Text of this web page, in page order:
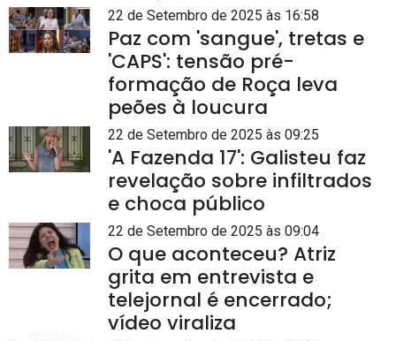
22 de Setembro de 2025 às 16:58
Paz com 'sangue', tretas e
'CAPS': tensão pré-
formação de Roça leva
peões à loucura
22 de Setembro de 2025 às 09:25
'A Fazenda 17': Galisteu faz
revelação sobre infiltrados
e choca público
22 de Setembro de 2025 às 09:04
O que aconteceu? Atriz
grita em entrevista e
telejornal é encerrado;
vídeo viraliza